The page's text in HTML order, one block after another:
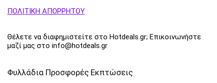
ΠΟΛΙΤΙΚΗ ΑΠΟΡΡΗΤΟΥ
Θέλετε να διαφημιστείτε στο Hotdeals.gr; Επικοινωνήστε
μαζί μας στο info@hotdeals.gr
Φυλλάδια Προσφορές Εκπτώσεις